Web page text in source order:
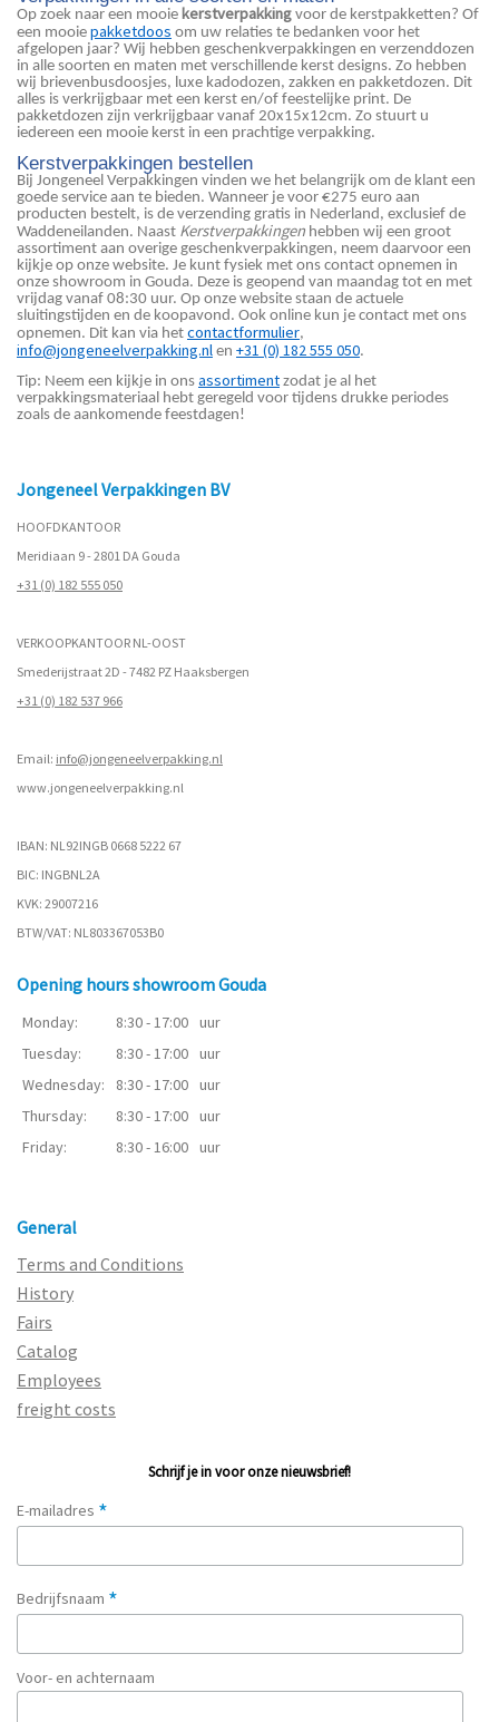
Op zoek naar een mooie kerstverpakking voor de kerstpakketten? Of
een mooie pakketdoos om uw relaties te bedanken voor het
afgelopen jaar? Wij hebben geschenkverpakkingen en verzenddozen
in alle soorten en maten met verschillende kerst designs. Zo hebben
wij brievenbusdoosjes, luxe kadodozen, zakken en pakketdozen. Dit
alles is verkrijgbaar met een kerst en/of feestelijke print. De
pakketdozen zijn verkrijgbaar vanaf 20x15x12cm. Zo stuurt u
iedereen een mooie kerst in een prachtige verpakking.
Kerstverpakkingen bestellen
Bij Jongeneel Verpakkingen vinden we het belangrijk om de klant een
goede service aan te bieden. Wanneer je voor €275 euro aan
producten bestelt, is de verzending gratis in Nederland, exclusief de
Waddeneilanden. Naast Kerstverpakkingen hebben wij een groot
assortiment aan overige geschenkverpakkingen, neem daarvoor een
kijkje op onze website. Je kunt fysiek met ons contact opnemen in
onze showroom in Gouda. Deze is geopend van maandag tot en met
vrijdag vanaf 08:30 uur. Op onze website staan de actuele
sluitingstijden en de koopavond. Ook online kun je contact met ons
opnemen. Dit kan via het contactformulier,
info@jongeneelverpakking.nl en +31 (0) 182 555 050.
Tip: Neem een kijkje in ons assortiment zodat je al het
verpakkingsmateriaal hebt geregeld voor tijdens drukke periodes
zoals de aankomende feestdagen!
Jongeneel Verpakkingen BV
HOOFDKANTOOR
Meridiaan 9 - 2801 DA Gouda
+31 (0) 182 555 050
VERKOOPKANTOOR NL-OOST
Smederijstraat 2D - 7482 PZ Haaksbergen
+31 (0) 182 537 966
Email: info@jongeneelverpakking.nl
www.jongeneelverpakking.nl
IBAN: NL92INGB 0668 5222 67
BIC: INGBNL2A
KVK: 29007216
BTW/VAT: NL803367053B0
Opening hours showroom Gouda
Monday: 8:30 - 17:00 uur
Tuesday:
8:30 - 17:00 uur
Wednesday:
8:30 - 17:00 uur
Thursday:
8:30 - 17:00 uur
Friday:
8:30 - 16:00 uur
General
Terms and Conditions
History
Fairs
Catalog
Employees
freight costs
Schrijf je in voor onze nieuwsbrief!
E-mailadres *
Bedrijfsnaam *
Voor- en achternaam